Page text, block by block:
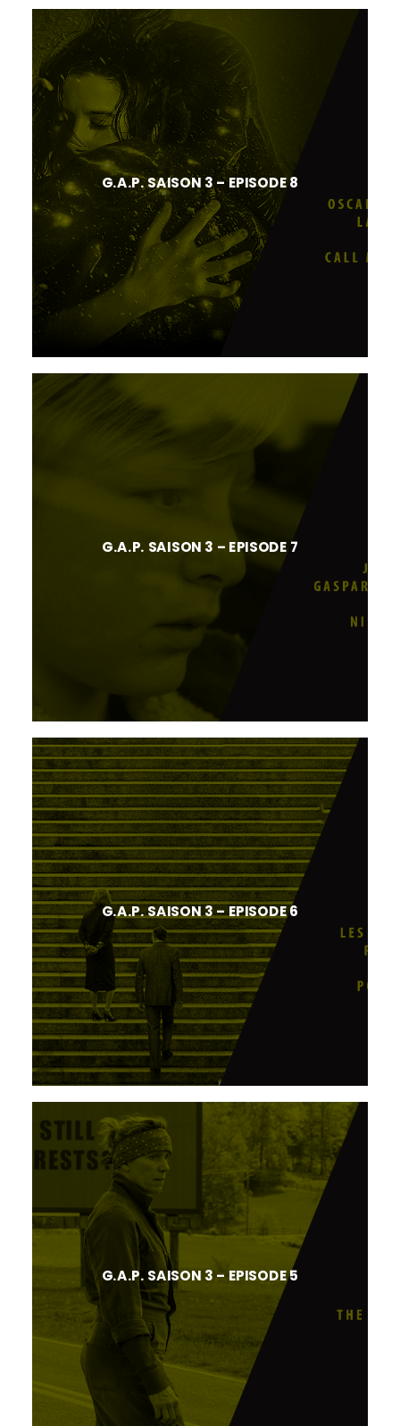
G.A.P. SAISON 3 – EPISODE 8
G.A.P. SAISON 3 – EPISODE 7
G.A.P. SAISON 3 – EPISODE 6
G.A.P. SAISON 3 – EPISODE 5